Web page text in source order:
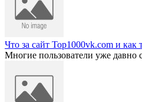
Что за сайт Top1000vk.com и как
Многие пользователи уже